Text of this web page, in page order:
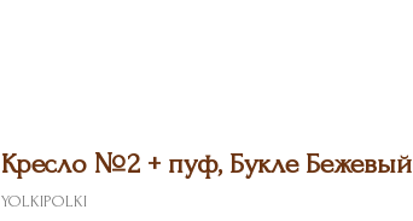
Кресло №2 + пуф, Букле Бежевый
YOLKIPOLKI